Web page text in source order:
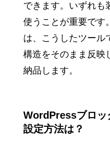
できます。いずれも
使うことが重要です
は、こうしたツール
構造をそのまま反映
納品します。
WordPressブロッ
設定方法は？